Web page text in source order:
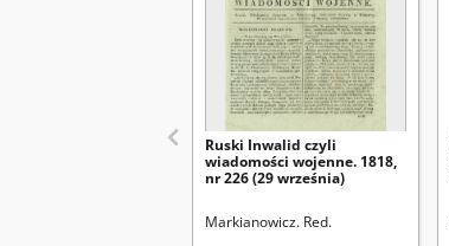
Ruski Inwalid czyli
wiadomości wojenne. 1818,
nr 226 (29 września)
Markianowicz. Red.